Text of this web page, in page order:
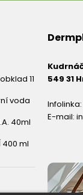
11
voda
40ml
400 ml
549 31
Infolinka:
E-mail: